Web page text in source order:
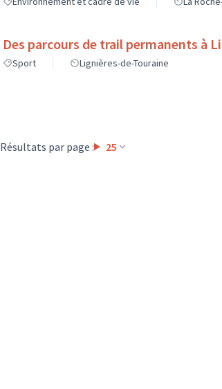
Des parcours de trail permanents à
Sport Lignières-de-Touraine
Résultats par page : 25